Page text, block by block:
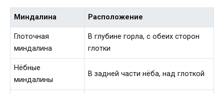
Миндалина Расположение
Глоточная
миндалина
В глубине горла, с обеих сторон
глотки
Нёбные
миндалины
В задней части нёба, над глоткой